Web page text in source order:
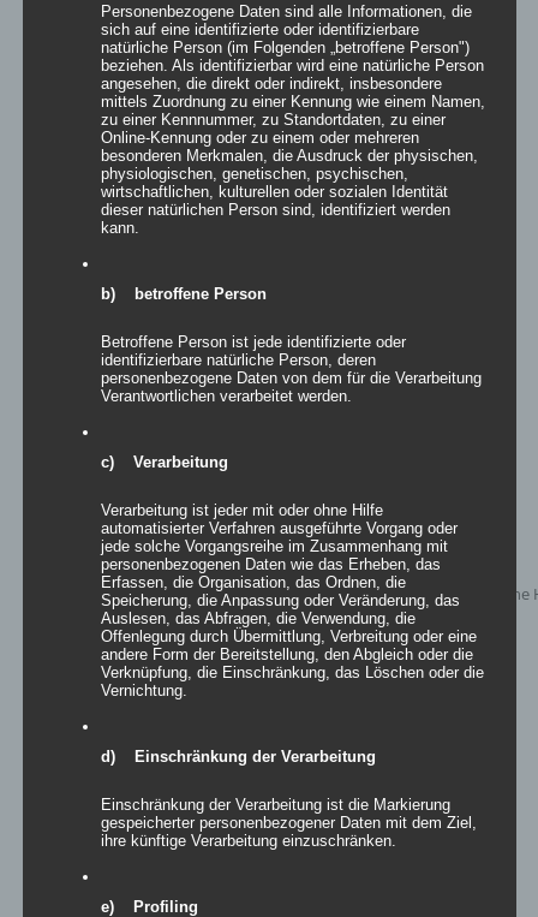
Pappfiguren
5.00von
Details
zur Wunschliste
Bewertet
Personenbezogene Daten sind alle Informationen, die
sich auf eine identifizierte oder identifizierbare
natürliche Person (im Folgenden „betroffene Person")
beziehen. Als identifizierbar wird eine natürliche Person
angesehen, die direkt oder indirekt, insbesondere
mittels Zuordnung zu einer Kennung wie einem Namen,
zu einer Kennnummer, zu Standortdaten, zu einer
Online-Kennung oder zu einem oder mehreren
besonderen Merkmalen, die Ausdruck der physischen,
physiologischen, genetischen, psychischen,
wirtschaftlichen, kulturellen oder sozialen Identität
dieser natürlichen Person sind, identifiziert werden
kann.
b) betroffene Person
Betroffene Person ist jede identifizierte oder
identifizierbare natürliche Person, deren
personenbezogene Daten von dem für die Verarbeitung
Verantwortlichen verarbeitet werden.
c) Verarbeitung
Verarbeitung ist jeder mit oder ohne Hilfe
automatisierter Verfahren ausgeführte Vorgang oder
jede solche Vorgangsreihe im Zusammenhang mit
personenbezogenen Daten wie das Erheben, das
Erfassen, die Organisation, das Ordnen, die
Speicherung, die Anpassung oder Veränderung, das
Auslesen, das Abfragen, die Verwendung, die
Offenlegung durch Übermittlung, Verbreitung oder eine
andere Form der Bereitstellung, den Abgleich oder die
Verknüpfung, die Einschränkung, das Löschen oder die
Vernichtung.
d) Einschränkung der Verarbeitung
Einschränkung der Verarbeitung ist die Markierung
gespeicherter personenbezogener Daten mit dem Ziel,
ihre künftige Verarbeitung einzuschränken.
e) Profiling